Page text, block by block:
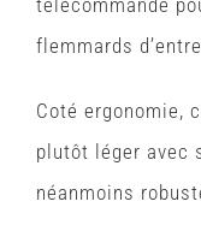
télécommande
flemmards
Coté ergonomie,
plutôt léger avec
néanmoins